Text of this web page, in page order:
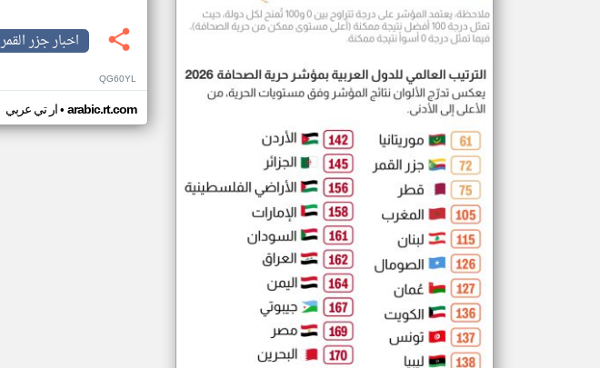
اخبار جزر القمر
QG60YL
ار تي عربي• arabic.rt.com